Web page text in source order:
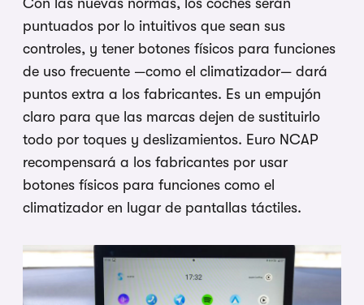
puntuados por lo intuitivos que sean sus
controles, y tener botones físicos para funciones
de uso frecuente —como el climatizador— dará
puntos extra a los fabricantes. Es un empujón
claro para que las marcas dejen de sustituirlo
todo por toques y deslizamientos. Euro NCAP
recompensará a los fabricantes por usar
botones físicos para funciones como el
climatizador en lugar de pantallas táctiles.